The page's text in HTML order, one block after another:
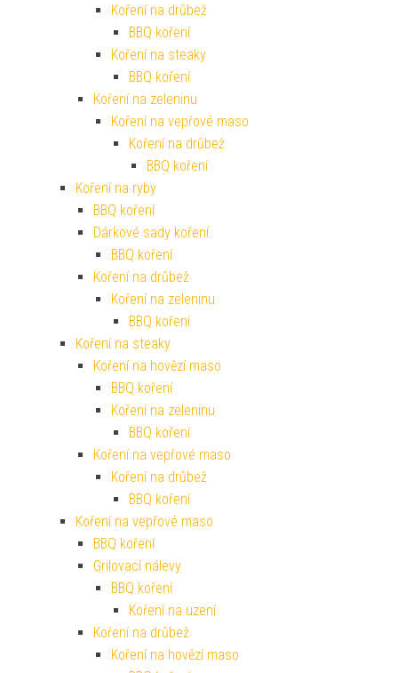
Koření na drůbež
BBQ koření
Koření na steaky
BBQ koření
Koření na zeleninu
Koření na vepřové maso
Koření na drůbež
BBQ koření
Koření na ryby
BBQ koření
Dárkové sady koření
BBQ koření
Koření na drůbež
Koření na zeleninu
BBQ koření
Koření na steaky
Koření na hovězí maso
BBQ koření
Koření na zeleninu
BBQ koření
Koření na vepřové maso
Koření na drůbež
BBQ koření
Koření na vepřové maso
BBQ koření
Grilovací nálevy
BBQ koření
Koření na uzení
Koření na drůbež
Koření na hovězí maso